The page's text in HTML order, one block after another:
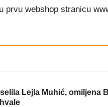
prvu webshop stranicu
Lejla Muhić, omiljena